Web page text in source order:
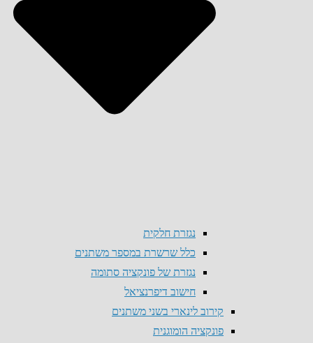
נגזרת חלקית
כלל שרשרת במספר משתנים
נגזרת של פונקציה סתומה
חישוב דיפרנציאל
קירוב לינארי בשני משתנים
פונקציה הומוגנית